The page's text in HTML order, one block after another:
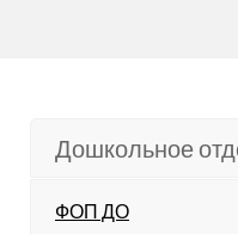
Дошкольное
ФОП ДО